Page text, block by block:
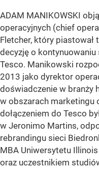
ADAM MANIKOWSKI
operacyjnych (chief
Fletcher, który piastował
decyzję o
Tesco. Manikowski
2013 jako dyrektor
doświadczenie w branży
w obszarach marketingu
dołączeniem do Tesco
w Jeronimo Martins,
rebrandingu sieci
MBA Uniwersytetu
oraz uczestnikiem